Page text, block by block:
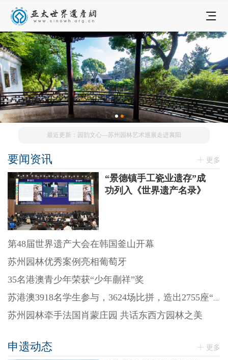
最近更新：园韵文心—苏州园林艺术巡展走进襄阳
要闻资讯 更多
“景德镇手工瓷业遗存”成
功列入《世界遗产名录》
第48届世界遗产大会在韩国釜山开幕
苏州园林优秀案例亮相葡萄牙
35名港澳青少年荣获“少年蒯祥”奖
苏港澳3918名学生参与，3624场比拼，造出2755座“迷你园林”
苏州园林牵手法国肖蒙庄园 共话东西方园林之美
申遗动态 更多